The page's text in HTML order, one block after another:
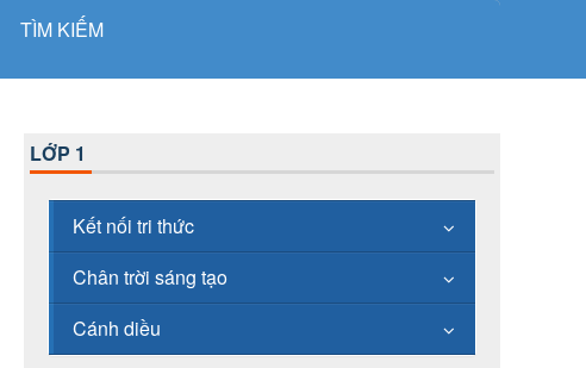
TÌM KIẾM
LỚP 1
Kết nối tri thức
Chân trời sáng tạo
Cánh diều